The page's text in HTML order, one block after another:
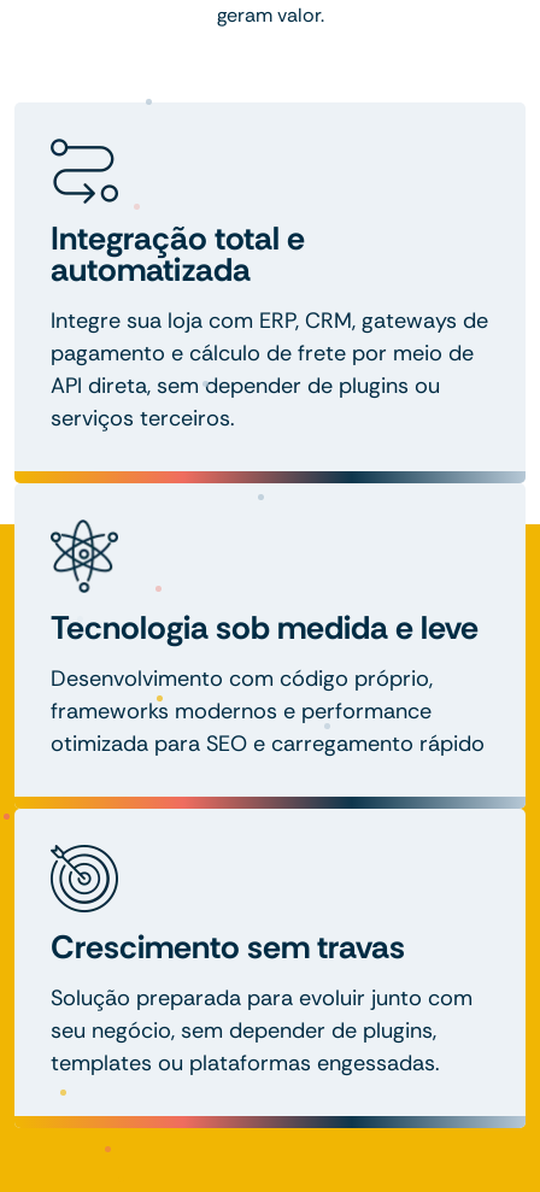
geram valor.
Integração total e
automatizada
Integre sua loja com ERP, CRM, gateways de
pagamento e cálculo de frete por meio de
API direta, sem depender de plugins ou
serviços terceiros.
Tecnologia sob medida e leve
Desenvolvimento com código próprio,
frameworks modernos e performance
otimizada para SEO e carregamento rápido
Crescimento sem travas
Solução preparada para evoluir junto com
seu negócio, sem depender de plugins,
templates ou plataformas engessadas.